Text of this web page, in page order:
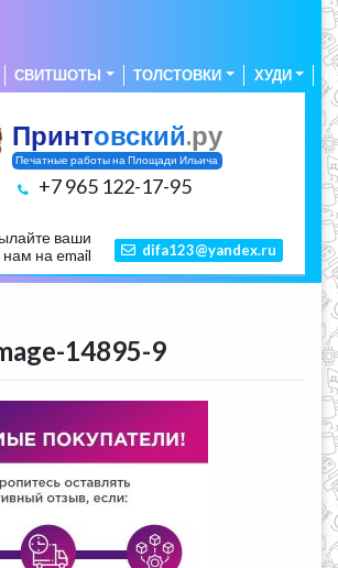
СВИТШОТЫ ТОЛСТОВКИ ХУДИ
Принтовский.ру
Печатные работы на Площади Ильича
+7 965 122-17-95
ваши
на email
difa123@yandex.ru
14895-9